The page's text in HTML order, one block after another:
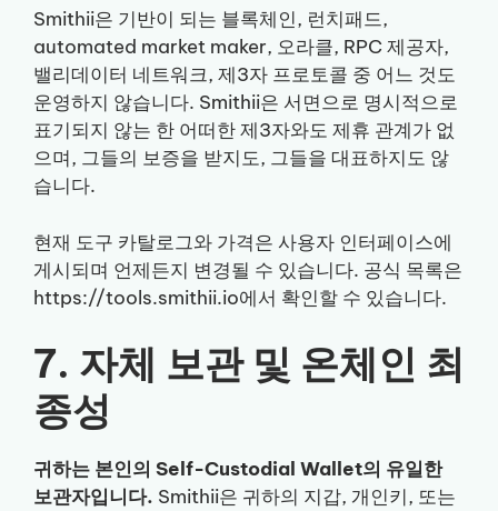
Smithii은 기반이 되는 블록체인, 런치패드,
automated market maker, 오라클, RPC 제공자,
밸리데이터 네트워크, 제3자 프로토콜 중 어느 것도
운영하지 않습니다. Smithii은 서면으로 명시적으로
표기되지 않는 한 어떠한 제3자와도 제휴 관계가 없
으며, 그들의 보증을 받지도, 그들을 대표하지도 않
습니다.
현재 도구 카탈로그와 가격은 사용자 인터페이스에
게시되며 언제든지 변경될 수 있습니다. 공식 목록은
https://tools.smithii.io에서 확인할 수 있습니다.
7. 자체 보관 및 온체인 최
종성
귀하는 본인의 Self-Custodial Wallet의 유일한
보관자입니다. Smithii은 귀하의 지갑, 개인키, 또는